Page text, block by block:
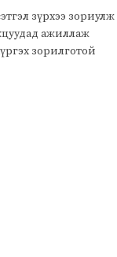
зүрхээ зориулж
ажиллаж
зорилготой